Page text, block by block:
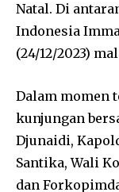
Natal. Di
Indonesia
(24/12/2023)
Dalam momen
kunjungan
Djunaidi,
Santika, Wali
dan